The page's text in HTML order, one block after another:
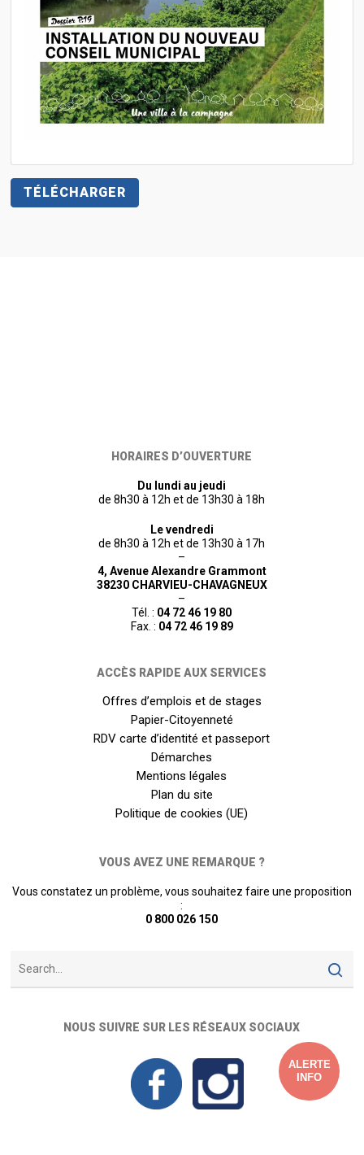
TÉLÉCHARGER
HORAIRES D’OUVERTURE
Du lundi au jeudi
de 8h30 à 12h et de 13h30 à 18h
Le vendredi
de 8h30 à 12h et de 13h30 à 17h
–
4, Avenue Alexandre Grammont
38230 CHARVIEU-CHAVAGNEUX
–
Tél. : 04 72 46 19 80
Fax. : 04 72 46 19 89
ACCÈS RAPIDE AUX SERVICES
Offres d’emplois et de stages
Papier-Citoyenneté
RDV carte d’identité et passeport
Démarches
Mentions légales
Plan du site
Politique de cookies (UE)
VOUS AVEZ UNE REMARQUE ?
Vous constatez un problème, vous souhaitez faire une proposition
:
0 800 026 150
NOUS SUIVRE SUR LES RÉSEAUX SOCIAUX
ALERTE
INFO